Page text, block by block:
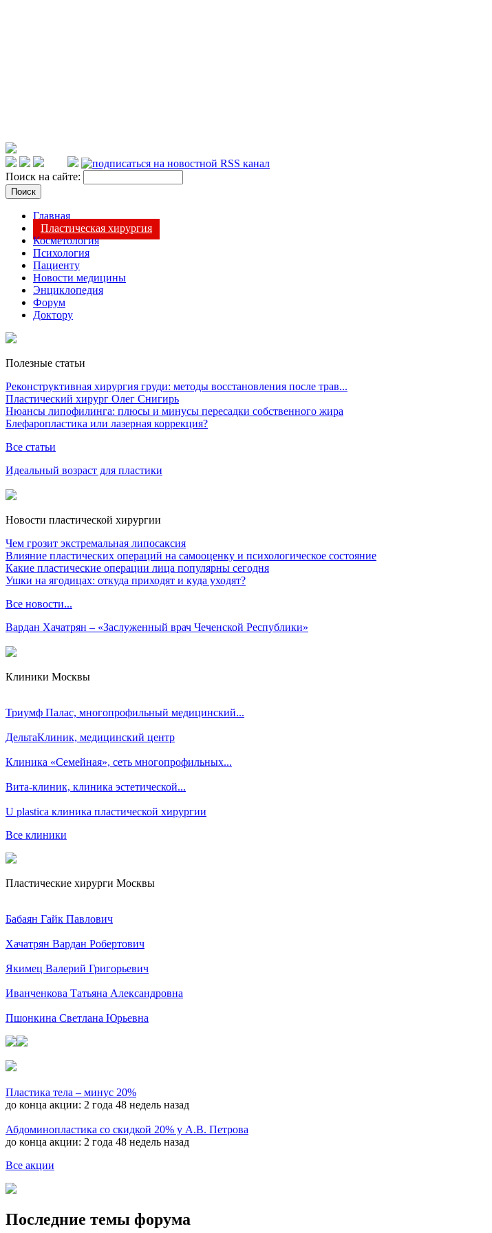
Поиск на сайте:
Главная
Пластическая хирургия
Косметология
Психология
Пациенту
Новости медицины
Энциклопедия
Форум
Доктору
Полезные статьи
Реконструктивная хирургия груди: методы восстановления после трав...
Пластический хирург Олег Снигирь
Нюансы липофилинга: плюсы и минусы пересадки собственного жира
Блефаропластика или лазерная коррекция?
Все статьи
Идеальный возраст для пластики
Новости пластической хирургии
Чем грозит экстремальная липосаксия
Влияние пластических операций на самооценку и психологическое состояние
Какие пластические операции лица популярны сегодня
Ушки на ягодицах: откуда приходят и куда уходят?
Все новости...
Вардан Хачатрян – «Заслуженный врач Чеченской Республики»
Клиники Москвы
Триумф Палас, многопрофильный медицинский...
ДельтаКлиник, медицинский центр
Клиника «Семейная», сеть многопрофильных...
Вита-клиник, клиника эстетической...
U plastica клиника пластической хирургии
Все клиники
Пластические хирурги Москвы
Бабаян Гайк Павлович
Хачатрян Вардан Робертович
Якимец Валерий Григорьевич
Иванченкова Татьяна Александровна
Пшонкина Светлана Юрьевна
Пластика тела – минус 20%
до конца акции: 2 года 48 недель назад
Абдоминопластика со скидкой 20% у А.В. Петрова
до конца акции: 2 года 48 недель назад
Все акции
Последние темы форума